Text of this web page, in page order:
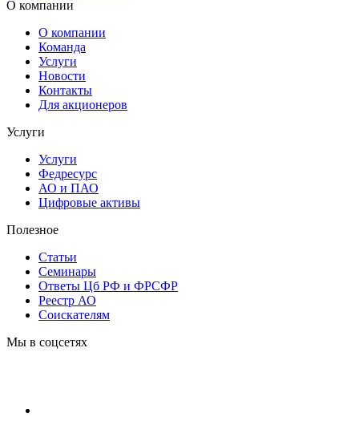
О компании
О компании
Команда
Услуги
Новости
Контакты
Для акционеров
Услуги
Услуги
Федресурс
АО и ПАО
Цифровые активы
Полезное
Статьи
Cеминары
Ответы Цб РФ и ФРСФР
Реестр АО
Соискателям
Мы в соцсетях